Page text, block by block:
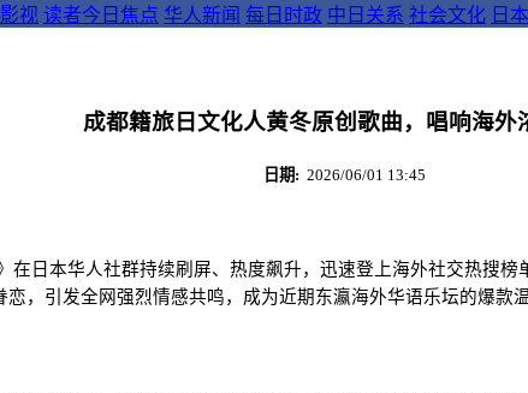
影视 读者今日焦点 华人新闻 每日时政 中日关系 社会文化 日
成都籍旅日文化人黄冬原创歌曲，唱响海外
日期: 2026/06/01 13:45
在日本华人社群持续刷屏、热度飙升，迅速登上海外社交热搜
，引发全网强烈情感共鸣，成为近期东瀛海外华语乐坛的爆款温